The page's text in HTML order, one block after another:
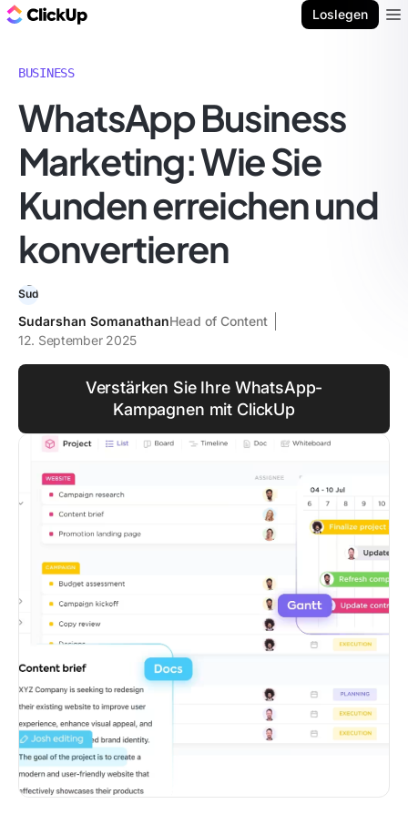
Loslegen
BUSINESS
WhatsApp Business
Marketing: Wie Sie
Kunden erreichen und
konvertieren
Sudarshan SomanathanHead of Content
12. September 2025
Verstärken Sie Ihre WhatsApp-
Kampagnen mit ClickUp